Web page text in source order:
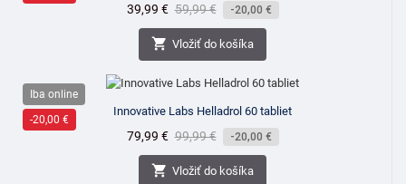
Cena
39,99 € Bežná
cena
59,99 € -20,00 €
 Vložiť do košíka
Iba online
-20,00 €
Innovative Labs Helladrol 60 tabliet
Cena
79,99 € Bežná
cena
99,99 € -20,00 €
 Vložiť do košíka